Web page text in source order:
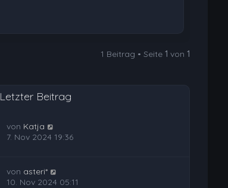
1 Beitrag • Seite1 von1
Letzter Beitrag
von Katja
7. Nov 2024 19:36
von asteri*
10. Nov 2024 05:11